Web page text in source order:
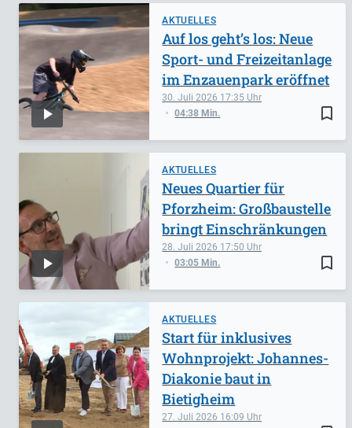
AKTUELLES
bookmark_border
30. Juli 2026 17:35
04:38 Min.
Auf los geht’s los: Neue
Sport- und Freizeitanlage
im Enzauenpark eröffnet
AKTUELLES
bookmark_border
28. Juli 2026 17:50
03:05 Min.
Neues Quartier für
Pforzheim: Großbaustelle
bringt Einschränkungen
AKTUELLES
27. Juli 2026 16:09
Start für inklusives
Wohnprojekt: Johannes-
Diakonie baut in
Bietigheim